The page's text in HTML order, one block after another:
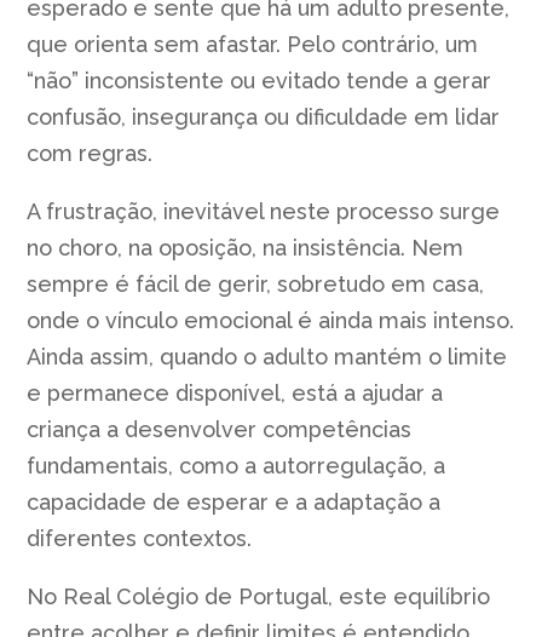
esperado e sente que há um adulto presente,
que orienta sem afastar. Pelo contrário, um
“não” inconsistente ou evitado tende a gerar
confusão, insegurança ou dificuldade em lidar
com regras.
A frustração, inevitável neste processo surge
no choro, na oposição, na insistência. Nem
sempre é fácil de gerir, sobretudo em casa,
onde o vínculo emocional é ainda mais intenso.
Ainda assim, quando o adulto mantém o limite
e permanece disponível, está a ajudar a
criança a desenvolver competências
fundamentais, como a autorregulação, a
capacidade de esperar e a adaptação a
diferentes contextos.
No Real Colégio de Portugal, este equilíbrio